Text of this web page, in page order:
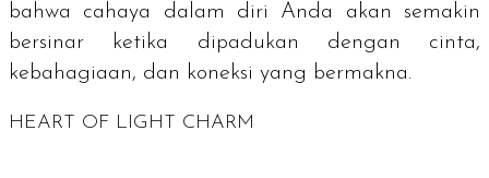
bahwa cahaya dalam diri Anda akan semakin
bersinar ketika dipadukan dengan cinta,
kebahagiaan, dan koneksi yang bermakna.
HEART OF LIGHT CHARM